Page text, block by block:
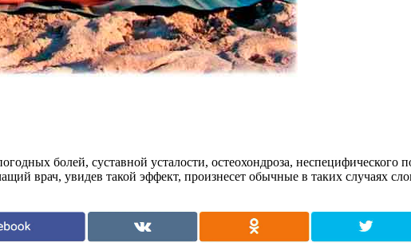
болей, суставной усталости, остеохондроза, неспецифического
врач, увидев такой эффект, произнесет обычные в таких случаях